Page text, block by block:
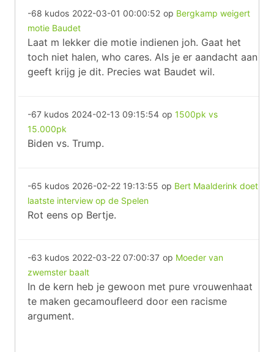
-68 kudos 2022-03-01 00:00:52 op Bergkamp weigert
motie Baudet
Laat m lekker die motie indienen joh. Gaat het
toch niet halen, who cares. Als je er aandacht aan
geeft krijg je dit. Precies wat Baudet wil.
-67 kudos 2024-02-13 09:15:54 op 1500pk vs
15.000pk
Biden vs. Trump.
-65 kudos 2026-02-22 19:13:55 op Bert Maalderink doet
laatste interview op de Spelen
Rot eens op Bertje.
-63 kudos 2022-03-22 07:00:37 op Moeder van
zwemster baalt
In de kern heb je gewoon met pure vrouwenhaat
te maken gecamoufleerd door een racisme
argument.